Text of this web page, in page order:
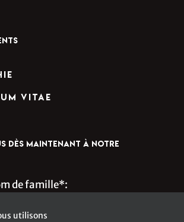
Vitae
DÈS MAINTENANT À NOTRE
de famille*:
utilisons